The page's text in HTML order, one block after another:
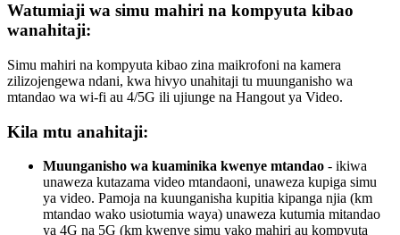
Watumiaji wa simu mahiri na kompyuta kibao
wanahitaji:
Simu mahiri na kompyuta kibao zina maikrofoni na kamera
zilizojengewa ndani, kwa hivyo unahitaji tu muunganisho wa
mtandao wa wi-fi au 4/5G ili ujiunge na Hangout ya Video.
Kila mtu anahitaji:
Muunganisho wa kuaminika kwenye mtandao - ikiwa
unaweza kutazama video mtandaoni, unaweza kupiga simu
ya video. Pamoja na kuunganisha kupitia kipanga njia (km
mtandao wako usiotumia waya) unaweza kutumia mitandao
ya 4G na 5G (km kwenye simu yako mahiri au kompyuta